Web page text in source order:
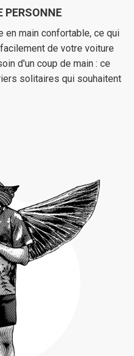
PERSONNE
main confortable, ce qui
de votre voiture
d'un coup de main : ce
solitaires qui souhaitent